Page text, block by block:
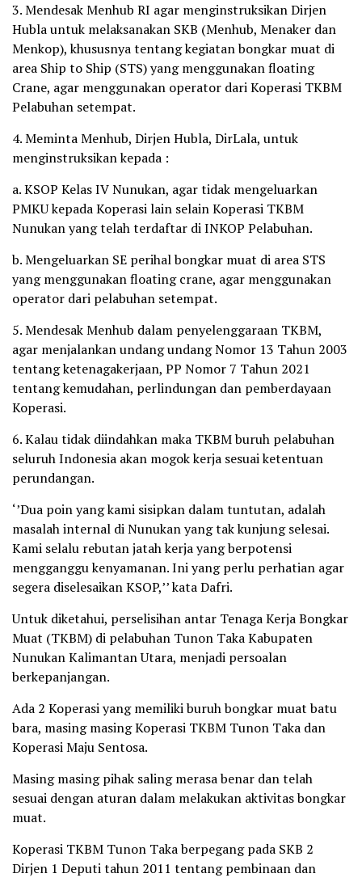
3. Mendesak Menhub RI agar menginstruksikan Dirjen
Hubla untuk melaksanakan SKB (Menhub, Menaker dan
Menkop), khususnya tentang kegiatan bongkar muat di
area Ship to Ship (STS) yang menggunakan floating
Crane, agar menggunakan operator dari Koperasi TKBM
Pelabuhan setempat.
4. Meminta Menhub, Dirjen Hubla, DirLala, untuk
menginstruksikan kepada :
a. KSOP Kelas IV Nunukan, agar tidak mengeluarkan
PMKU kepada Koperasi lain selain Koperasi TKBM
Nunukan yang telah terdaftar di INKOP Pelabuhan.
b. Mengeluarkan SE perihal bongkar muat di area STS
yang menggunakan floating crane, agar menggunakan
operator dari pelabuhan setempat.
5. Mendesak Menhub dalam penyelenggaraan TKBM,
agar menjalankan undang undang Nomor 13 Tahun 2003
tentang ketenagakerjaan, PP Nomor 7 Tahun 2021
tentang kemudahan, perlindungan dan pemberdayaan
Koperasi.
6. Kalau tidak diindahkan maka TKBM buruh pelabuhan
seluruh Indonesia akan mogok kerja sesuai ketentuan
perundangan.
‘’Dua poin yang kami sisipkan dalam tuntutan, adalah
masalah internal di Nunukan yang tak kunjung selesai.
Kami selalu rebutan jatah kerja yang berpotensi
mengganggu kenyamanan. Ini yang perlu perhatian agar
segera diselesaikan KSOP,’’ kata Dafri.
Untuk diketahui, perselisihan antar Tenaga Kerja Bongkar
Muat (TKBM) di pelabuhan Tunon Taka Kabupaten
Nunukan Kalimantan Utara, menjadi persoalan
berkepanjangan.
Ada 2 Koperasi yang memiliki buruh bongkar muat batu
bara, masing masing Koperasi TKBM Tunon Taka dan
Koperasi Maju Sentosa.
Masing masing pihak saling merasa benar dan telah
sesuai dengan aturan dalam melakukan aktivitas bongkar
muat.
Koperasi TKBM Tunon Taka berpegang pada SKB 2
Dirjen 1 Deputi tahun 2011 tentang pembinaan dan